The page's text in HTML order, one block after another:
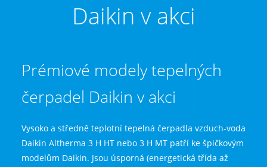
Daikin v akci
Prémiové modely tepelných
čerpadel Daikin v akci
Vysoko a středně teplotní tepelná čerpadla vzduch-voda
Daikin Altherma 3 H HT nebo 3 H MT patří ke špičkovým
modelům Daikin. Jsou úsporná (energetická třída až